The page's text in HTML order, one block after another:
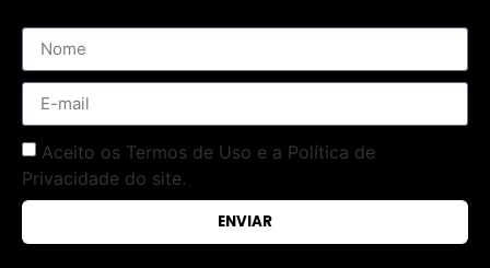
Aceito os Termos de Uso e a Política de
Privacidade do site.
ENVIAR